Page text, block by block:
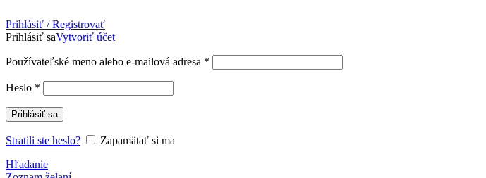
Prihlásiť / Registrovať
Prihlásiť saVytvoriť účet
Používateľské meno alebo e-mailová adresa *
Heslo *
Prihlásiť sa
Stratili ste heslo?
Zapamätať si ma
Hľadanie